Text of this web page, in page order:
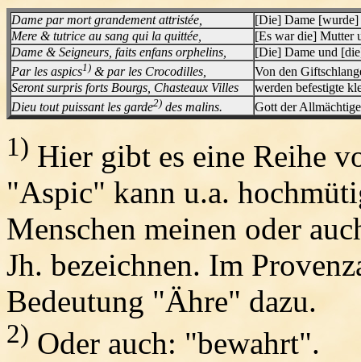
Dame par mort grandement attristée,
[Die] Dame [wurde]
Mere & tutrice au sang qui la quittée,
[Es war die] Mutter
Dame & Seigneurs, faits enfans orphelins,
[Die] Dame und
Par les aspics1) & par les Crocodilles,
Von den
Seront surpris forts Bourgs, Chasteaux Villes
werden befestigte
Dieu tout puissant les garde2) des malins. Gott der
1) Hier gibt es eine Reihe
"Aspic" kann u.a.
Menschen meinen oder
Jh. bezeichnen. Im
Bedeutung "Ähre" dazu.
2) Oder auch: "bewahrt".